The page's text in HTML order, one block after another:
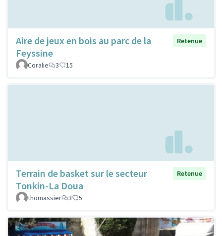
Aire de jeux en bois au parc de la
Feyssine
Retenue
Coralie 3 15
Terrain de basket sur le secteur
Tonkin-La Doua
Retenue
thomassier 3 5